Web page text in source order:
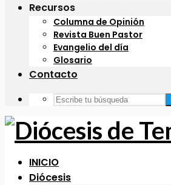
Recursos
Columna de Opinión
Revista Buen Pastor
Evangelio del día
Glosario
Contacto
INICIO
Diócesis